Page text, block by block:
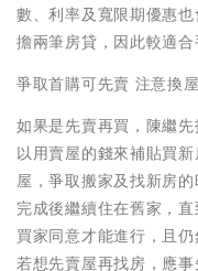
數、利率及寬限期優惠
擔兩筆房貸，因此較適合
爭取首購可先賣 注意換
如果是先賣再買，陳繼
以用賣屋的錢來補貼買
屋，爭取搬家及找新房
完成後繼續住在舊家，
買家同意才能進行，且
若想先賣屋再找房，應事